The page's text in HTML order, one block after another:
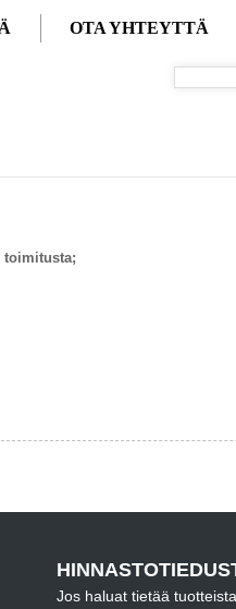
OTA YHTEYTTÄ
toimitusta;
Jos haluat tietää